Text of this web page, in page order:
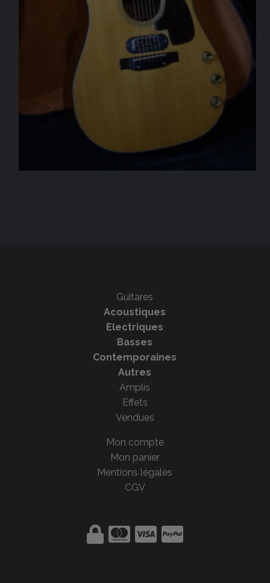
Guitares
Acoustiques
Electriques
Basses
Contemporaines
Autres
Amplis
Effets
Vendues
Mon compte
Mon panier
Mentions légales
CGV